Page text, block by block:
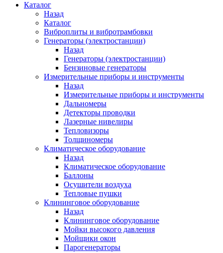
Каталог
Назад
Каталог
Виброплиты и вибротрамбовки
Генераторы (электростанции)
Назад
Генераторы (электростанции)
Бензиновые генераторы
Измерительные приборы и инструменты
Назад
Измерительные приборы и инструменты
Дальномеры
Детекторы проводки
Лазерные нивелиры
Тепловизоры
Толщиномеры
Климатическое оборудование
Назад
Климатическое оборудование
Баллоны
Осушители воздуха
Тепловые пушки
Клининговое оборудование
Назад
Клининговое оборудование
Мойки высокого давления
Мойщики окон
Парогенераторы